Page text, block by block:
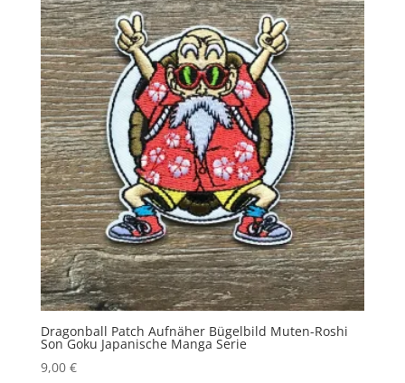
Dragonball Patch Aufnäher Bügelbild Muten-Roshi
Son Goku Japanische Manga Serie
9,00 €